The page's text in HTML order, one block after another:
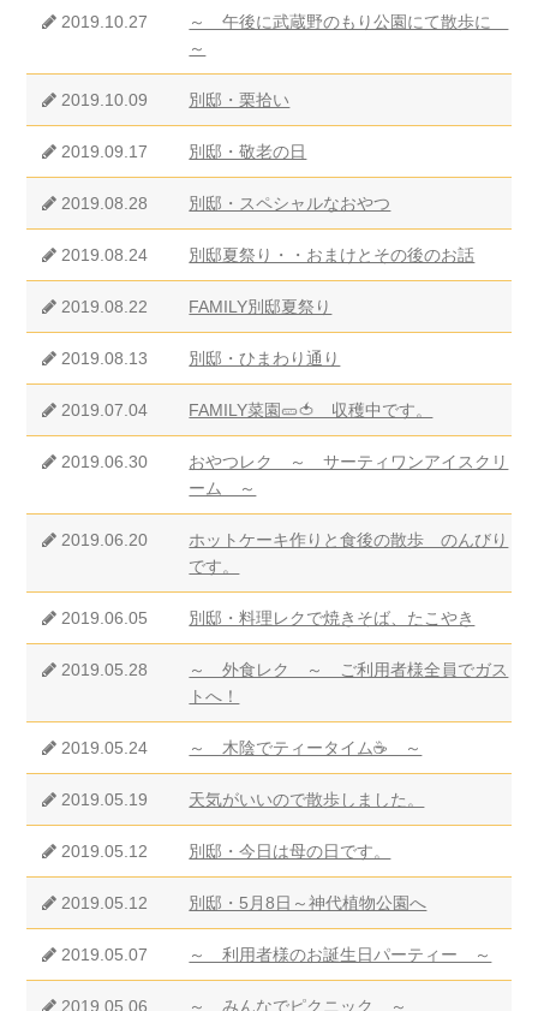
2019.10.27
～ 午後に武蔵野のもり公園にて散歩に
～
2019.10.09 別邸・栗拾い
2019.09.17 別邸・敬老の日
2019.08.28 別邸・スペシャルなおやつ
2019.08.24 別邸夏祭り・・おまけとその後のお話
2019.08.22 FAMILY別邸夏祭り
2019.08.13 別邸・ひまわり通り
2019.07.04 FAMILY菜園🥒🍅 収穫中です。
2019.06.30
おやつレク ～ サーティワンアイスクリ
ーム ～
2019.06.20
ホットケーキ作りと食後の散歩 のんびり
です。
2019.06.05 別邸・料理レクで焼きそば、たこやき
2019.05.28
～ 外食レク ～ ご利用者様全員でガス
トへ！
2019.05.24 ～ 木陰でティータイム☕ ～
2019.05.19 天気がいいので散歩しました。
2019.05.12 別邸・今日は母の日です。
2019.05.12 別邸・5月8日～神代植物公園へ
2019.05.07 ～ 利用者様のお誕生日パーティー ～
2019.05.06 ～ みんなでピクニック ～